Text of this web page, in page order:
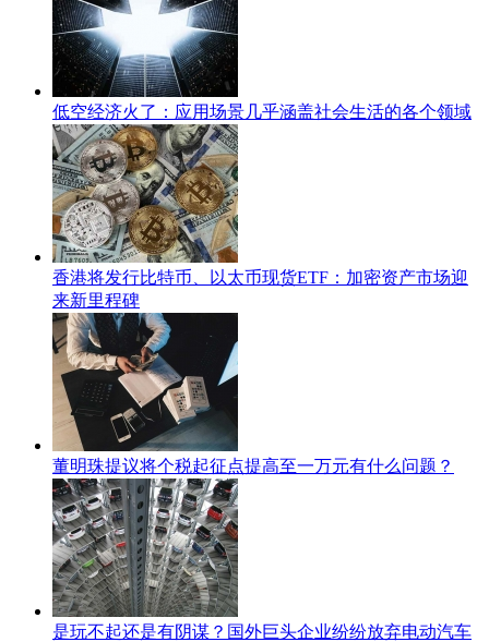
低空经济火了：应用场景几乎涵盖社会生活的各个领域
香港将发行比特币、以太币现货ETF：加密资产市场迎
来新里程碑
董明珠提议将个税起征点提高至一万元有什么问题？
是玩不起还是有阴谋？国外巨头企业纷纷放弃电动汽车